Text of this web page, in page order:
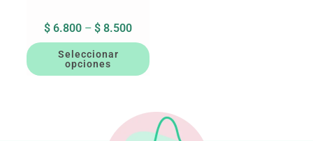
$ 6.800 – $ 8.500
Seleccionar
opciones